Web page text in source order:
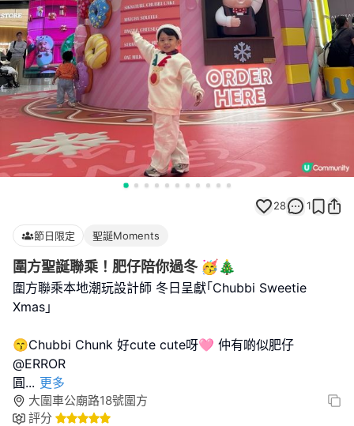
28 1
節日限定 聖誕Moments
圍方聖誕聯乘！肥仔陪你過冬 🥳🎄
圍方聯乘本地潮玩設計師 冬日呈獻｢Chubbi Sweetie
Xmas｣
😙Chubbi Chunk 好cute cute呀🩷 仲有啲似肥仔
@ERROR
圓... 更多
大圍車公廟路18號圍方
評分